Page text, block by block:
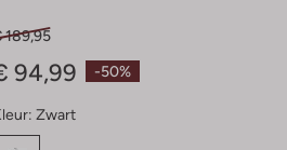
-50%
189,95
94,99
Zwart